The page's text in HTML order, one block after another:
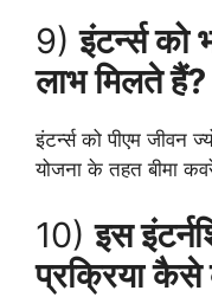
9)इंटर्न्स
लाभ मिलते हैं?
इंटर्न्स को पीएम जीवन
योजना के तहत बीमा
10)इस
प्रक्रिया कैसे